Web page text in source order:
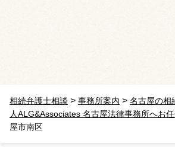
相続弁護士相談 > 事務所案内 > 名古屋の相
人ALG&Associates 名古屋法律事務所へお任
屋市南区